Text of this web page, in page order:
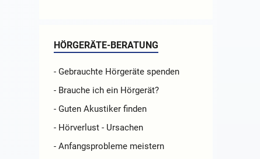
HÖRGERÄTE-BERATUNG
- Gebrauchte Hörgeräte spenden
- Brauche ich ein Hörgerät?
- Guten Akustiker finden
- Hörverlust - Ursachen
- Anfangsprobleme meistern